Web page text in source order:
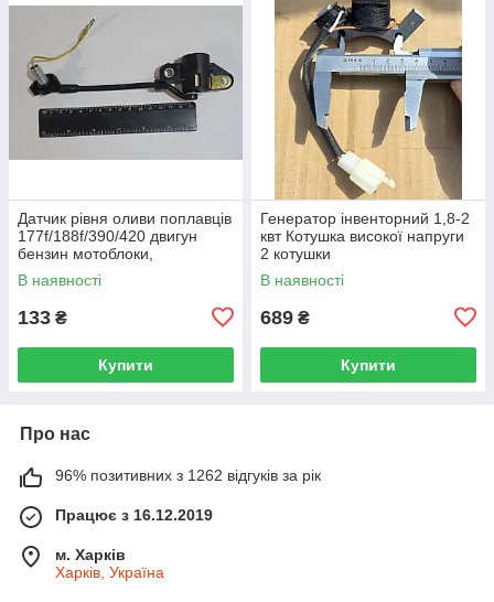
Датчик рівня оливи поплавців
177f/188f/390/420 двигун
бензин мотоблоки,
генератори, мотопомпа,
віброплита
В наявності
133 ₴
Купити
Генератор інвенторний 1,8-2
квт Котушка високої напруги
2 котушки
В наявності
689 ₴
Купити
Про нас
96% позитивних з 1262 відгуків за рік
Працює з 16.12.2019
м. Харків
Харків, Україна